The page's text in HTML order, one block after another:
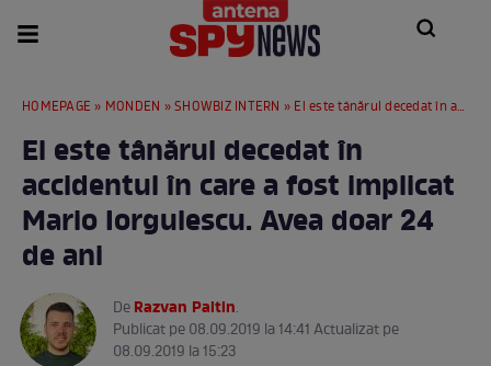
HOMEPAGE » MONDEN »SHOWBIZ INTERN » El este tânărul decedat în accidentul în care a fost implicat Mario Iorgulescu. Avea doar 24 de ani
El este tânărul decedat în
accidentul în care a fost implicat
Mario Iorgulescu. Avea doar 24
de ani
DeRazvan Paltin.
Publicat pe 08.09.2019 la 14:41 Actualizat pe
08.09.2019 la 15:23